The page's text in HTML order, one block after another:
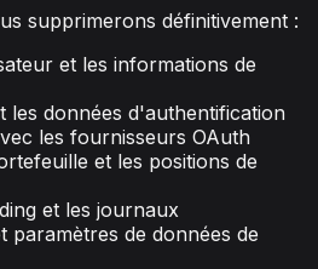
supprimerons définitivement :
et les informations de
les données d'authentification
les fournisseurs OAuth
et les positions de
et les journaux
paramètres de données de